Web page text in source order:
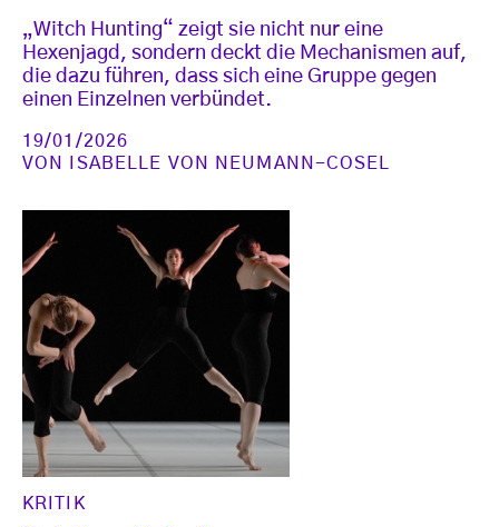
„Witch Hunting“ zeigt sie nicht nur eine
Hexenjagd, sondern deckt die Mechanismen auf,
die dazu führen, dass sich eine Gruppe gegen
einen Einzelnen verbündet.
19/01/2026
VON
ISABELLE VON NEUMANN-COSEL
KRITIK